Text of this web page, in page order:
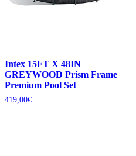
Intex 15FT X 48IN
GREYWOOD Prism Frame
Premium Pool Set
419,00€